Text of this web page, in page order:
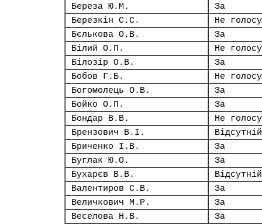
Береза Ю.М.
За
Березкін С.С.
Не
Бєлькова О.В.
За
Білий О.П.
Не
Білозір О.В.
За
Бобов Г.Б.
Не
Богомолець О.В.
За
Бойко О.П.
За
Бондар В.В.
Не
Брензович В.І.
Відсутній
Бриченко І.В.
За
Буглак Ю.О.
За
Бухарєв В.В.
Відсутній
Валентиров С.В.
За
Величкович М.Р.
За
Веселова Н.В.
За